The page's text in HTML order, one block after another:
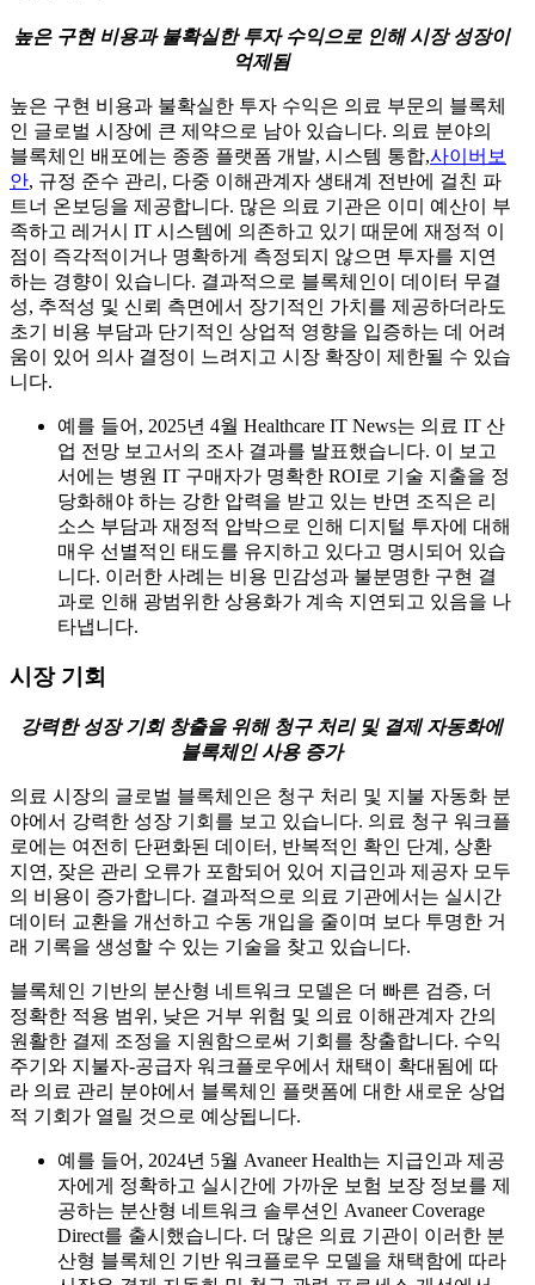
높은 구현 비용과 불확실한 투자 수익으로 인해 시장 성장이
억제됨
높은 구현 비용과 불확실한 투자 수익은 의료 부문의 블록체
인 글로벌 시장에 큰 제약으로 남아 있습니다. 의료 분야의
블록체인 배포에는 종종 플랫폼 개발, 시스템 통합,사이버보
안, 규정 준수 관리, 다중 이해관계자 생태계 전반에 걸친 파
트너 온보딩을 제공합니다. 많은 의료 기관은 이미 예산이 부
족하고 레거시 IT 시스템에 의존하고 있기 때문에 재정적 이
점이 즉각적이거나 명확하게 측정되지 않으면 투자를 지연
하는 경향이 있습니다. 결과적으로 블록체인이 데이터 무결
성, 추적성 및 신뢰 측면에서 장기적인 가치를 제공하더라도
초기 비용 부담과 단기적인 상업적 영향을 입증하는 데 어려
움이 있어 의사 결정이 느려지고 시장 확장이 제한될 수 있습
니다.
예를 들어, 2025년 4월 Healthcare IT News는 의료 IT 산
업 전망 보고서의 조사 결과를 발표했습니다. 이 보고
서에는 병원 IT 구매자가 명확한 ROI로 기술 지출을 정
당화해야 하는 강한 압력을 받고 있는 반면 조직은 리
소스 부담과 재정적 압박으로 인해 디지털 투자에 대해
매우 선별적인 태도를 유지하고 있다고 명시되어 있습
니다. 이러한 사례는 비용 민감성과 불분명한 구현 결
과로 인해 광범위한 상용화가 계속 지연되고 있음을 나
타냅니다.
시장 기회
강력한 성장 기회 창출을 위해 청구 처리 및 결제 자동화에
블록체인 사용 증가
의료 시장의 글로벌 블록체인은 청구 처리 및 지불 자동화 분
야에서 강력한 성장 기회를 보고 있습니다. 의료 청구 워크플
로에는 여전히 단편화된 데이터, 반복적인 확인 단계, 상환
지연, 잦은 관리 오류가 포함되어 있어 지급인과 제공자 모두
의 비용이 증가합니다. 결과적으로 의료 기관에서는 실시간
데이터 교환을 개선하고 수동 개입을 줄이며 보다 투명한 거
래 기록을 생성할 수 있는 기술을 찾고 있습니다.
블록체인 기반의 분산형 네트워크 모델은 더 빠른 검증, 더
정확한 적용 범위, 낮은 거부 위험 및 의료 이해관계자 간의
원활한 결제 조정을 지원함으로써 기회를 창출합니다. 수익
주기와 지불자-공급자 워크플로우에서 채택이 확대됨에 따
라 의료 관리 분야에서 블록체인 플랫폼에 대한 새로운 상업
적 기회가 열릴 것으로 예상됩니다.
예를 들어, 2024년 5월 Avaneer Health는 지급인과 제공
자에게 정확하고 실시간에 가까운 보험 보장 정보를 제
공하는 분산형 네트워크 솔루션인 Avaneer Coverage
Direct를 출시했습니다. 더 많은 의료 기관이 이러한 분
산형 블록체인 기반 워크플로우 모델을 채택함에 따라